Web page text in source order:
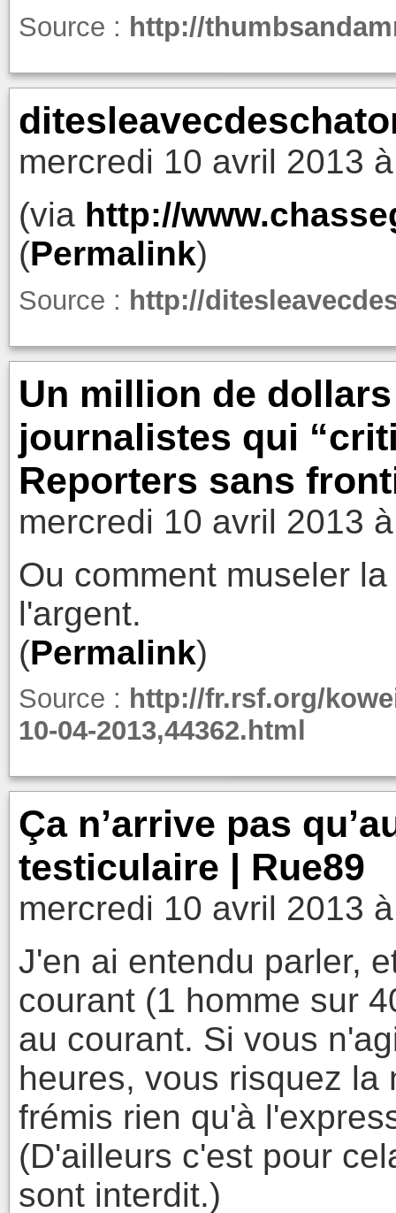
Source : http://
mercredi 10 avril 2013
(via http://
(Permalink)
Source : http://
Un million de
journalistes qui
Reporters sans
mercredi 10 avril 2013
Ou comment museler
l'argent.
(Permalink)
Source : http://fr.rsf.org/
10-04-2013,44362.html
Ça n’arrive pas
testiculaire | Rue89
mercredi 10 avril 2013
J'en ai entendu parler,
courant (1 homme sur
au courant. Si vous
heures, vous risquez la
frémis rien qu'à
(D'ailleurs c'est pour
sont interdit.)